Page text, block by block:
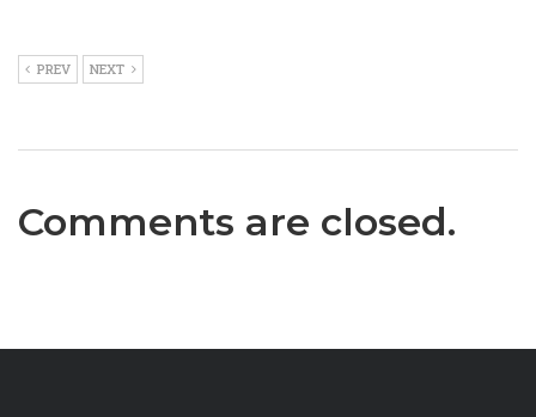
PREV NEXT
Comments are closed.